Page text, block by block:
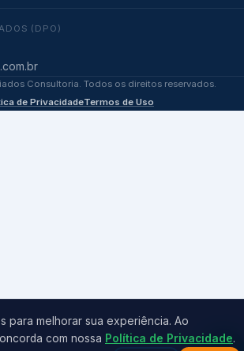
(DPO)
Consultoria. Todos os direitos reservados.
de PrivacidadeTermos de Uso
para melhorar sua experiência. Ao
com nossa Política de Privacidade.